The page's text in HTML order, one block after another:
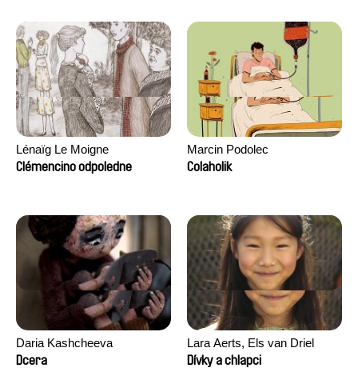
Lénaïg Le Moigne
Clémencino odpoledne
Marcin Podolec
Colaholik
Daria Kashcheeva
Dcera
Lara Aerts, Els van Driel
Dívky a chlapci